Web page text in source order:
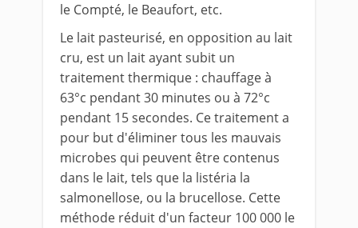
le Compté, le Beaufort, etc.
Le lait pasteurisé, en opposition au lait
cru, est un lait ayant subit un
traitement thermique : chauffage à
63°c pendant 30 minutes ou à 72°c
pendant 15 secondes. Ce traitement a
pour but d'éliminer tous les mauvais
microbes qui peuvent être contenus
dans le lait, tels que la listéria la
salmonellose, ou la brucellose. Cette
méthode réduit d'un facteur 100 000 le